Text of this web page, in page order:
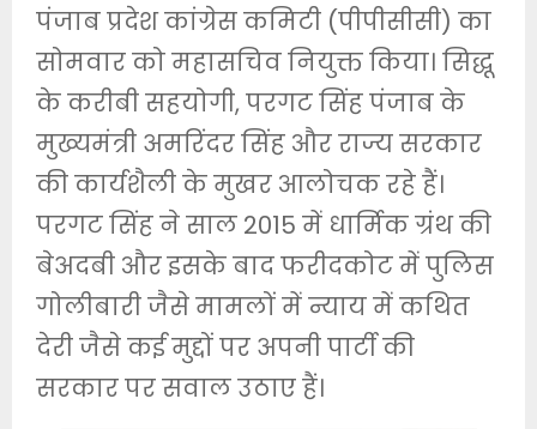
पंजाब प्रदेश कांग्रेस कमिटी (पीपीसीसी) का
सोमवार को महासचिव नियुक्त किया। सिद्धू
के करीबी सहयोगी, परगट सिंह पंजाब के
मुख्यमंत्री अमरिंदर सिंह और राज्य सरकार
की कार्यशैली के मुखर आलोचक रहे हैं।
परगट सिंह ने साल 2015 में धार्मिक ग्रंथ की
बेअदबी और इसके बाद फरीदकोट में पुलिस
गोलीबारी जैसे मामलों में न्याय में कथित
देरी जैसे कई मुद्दों पर अपनी पार्टी की
सरकार पर सवाल उठाए हैं।